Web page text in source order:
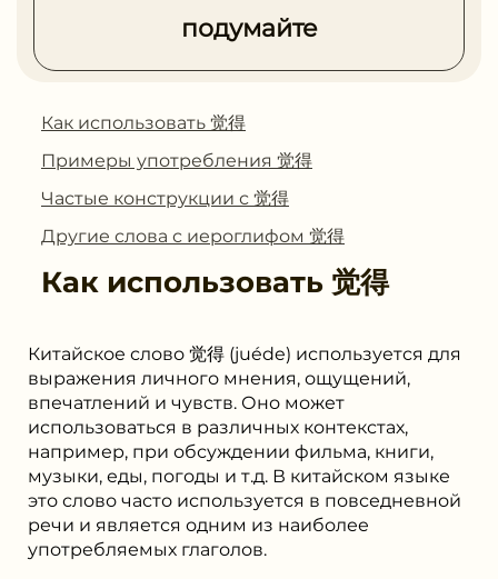
подумайте
Как использовать 觉得
Примеры употребления 觉得
Частые конструкции с 觉得
Другие слова с иероглифом 觉得
Как использовать 觉得
Китайское слово 觉得 (juéde) используется для
выражения личного мнения, ощущений,
впечатлений и чувств. Оно может
использоваться в различных контекстах,
например, при обсуждении фильма, книги,
музыки, еды, погоды и т.д. В китайском языке
это слово часто используется в повседневной
речи и является одним из наиболее
употребляемых глаголов.